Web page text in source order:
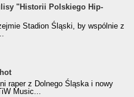
Polskiego Hip-
"Historii Polskiego Hip-
Stadion Śląski, by wspólnie z
raper z Dolnego Śląska i nowy
Music...